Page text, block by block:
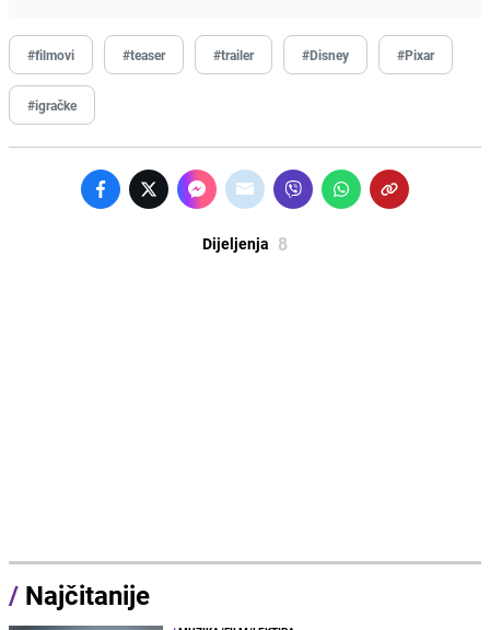
#filmovi #teaser #trailer #Disney #Pixar
#igračke
Dijeljenja 8
/ Najčitanije